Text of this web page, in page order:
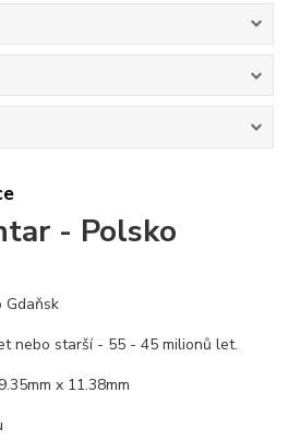
- Polsko
Gdaňsk
nebo starší - 55 - 45 milionů let.
x 11.38mm